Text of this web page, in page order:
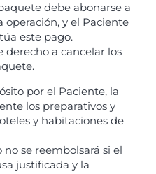
debe abonarse a
operación, y el Paciente
este pago.
derecho a cancelar los
por el Paciente, la
los preparativos y
y habitaciones de
se reembolsará si el
justificada y la